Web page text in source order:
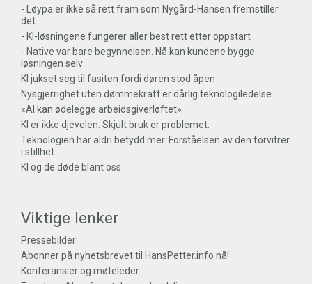
- Løypa er ikke så rett fram som Nygård-Hansen fremstiller
det
- KI-løsningene fungerer aller best rett etter oppstart
- Native var bare begynnelsen. Nå kan kundene bygge
løsningen selv
KI jukset seg til fasiten fordi døren stod åpen
Nysgjerrighet uten dømmekraft er dårlig teknologiledelse
«AI kan ødelegge arbeidsgiverløftet»
KI er ikke djevelen. Skjult bruk er problemet.
Teknologien har aldri betydd mer. Forståelsen av den forvitrer
i stillhet
KI og de døde blant oss
Viktige lenker
Pressebilder
Abonner på nyhetsbrevet til HansPetter.info nå!
Konferansier og møteleder